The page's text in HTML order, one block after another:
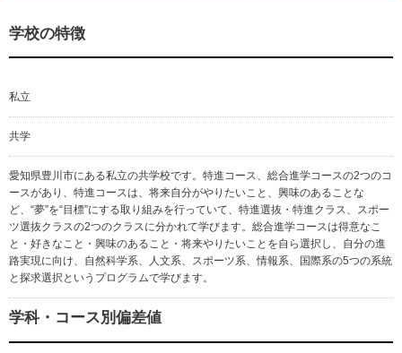
学校の特徴
私立
共学
愛知県豊川市にある私立の共学校です。特進コース、総合進学コースの2つのコ
ースがあり、特進コースは、将来自分がやりたいこと、興味のあることな
ど、“夢”を“目標”にする取り組みを行っていて、特進選抜・特進クラス、スポー
ツ選抜クラスの2つのクラスに分かれて学びます。総合進学コースは得意なこ
と・好きなこと・興味のあること・将来やりたいことを自ら選択し、自分の進
路実現に向け、自然科学系、人文系、スポーツ系、情報系、国際系の5つの系統
と探求選択というプログラムで学びます。
学科・コース別偏差値